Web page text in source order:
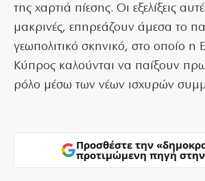
της χαρτιά πίεσης. Οι εξελίξεις
μακρινές, επηρεάζουν άμεσα το
γεωπολιτικό σκηνικό, στο οποίο η
Κύπρος καλούνται να παίξουν
ρόλο μέσω των νέων ισχυρών
Προσθέστε την
προτιμώμενη πηγή